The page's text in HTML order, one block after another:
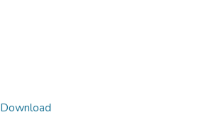
Download